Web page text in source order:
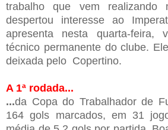
trabalho que vem realizando
despertou interesse ao
apresenta nesta quarta-feira,
técnico permanente do clube.
deixada pelo Copertino.
A 1ª rodada...
...da Copa do Trabalhador de
164 gols marcados, em 31